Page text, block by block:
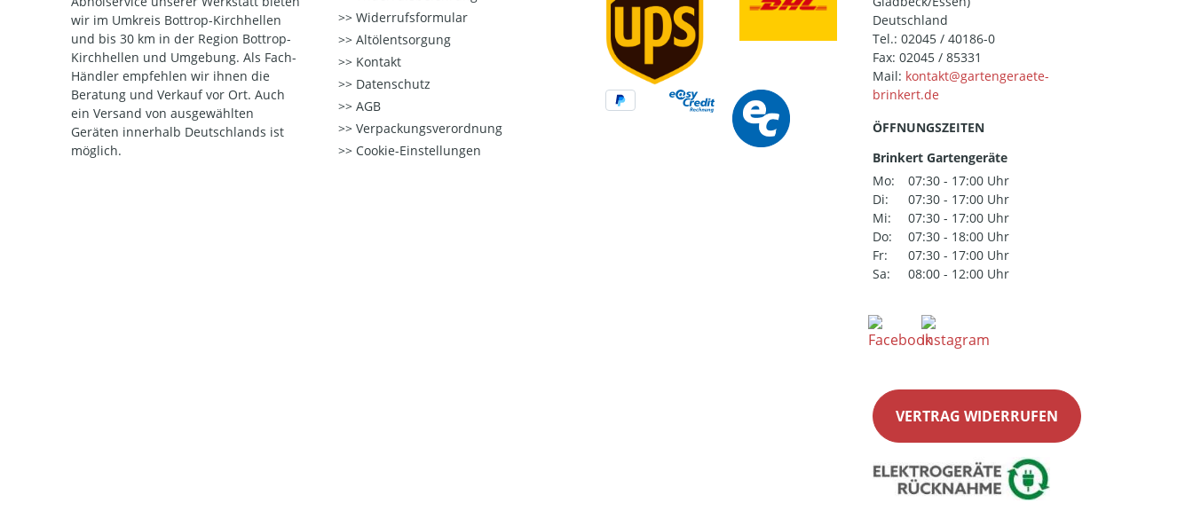
wir im Umkreis Bottrop-Kirchhellen
und bis 30 km in der Region Bottrop-
Kirchhellen und Umgebung. Als Fach-
Händler empfehlen wir ihnen die
Beratung und Verkauf vor Ort. Auch
ein Versand von ausgewählten
Geräten innerhalb Deutschlands ist
möglich.
Widerrufsformular
Altölentsorgung
Kontakt
Datenschutz
AGB
Verpackungsverordnung
Cookie-Einstellungen
Deutschland
Tel.: 02045 / 40186-0
Fax: 02045 / 85331
Mail:
ÖFFNUNGSZEITEN
Brinkert Gartengeräte
Mo:
07:30 - 17:00 Uhr
Di:
07:30 - 17:00 Uhr
Mi:
07:30 - 17:00 Uhr
Do:
07:30 - 18:00 Uhr
Fr:
07:30 - 17:00 Uhr
Sa:
08:00 - 12:00 Uhr
VERTRAG WIDERRUFEN